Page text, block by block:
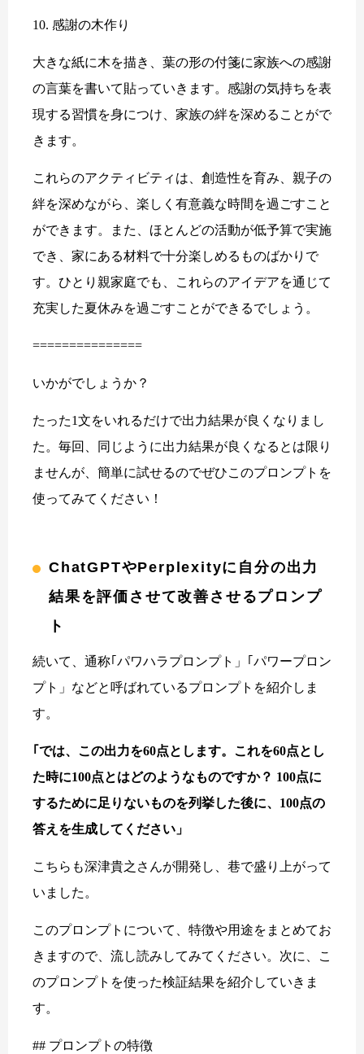
10. 感謝の木作り
大きな紙に木を描き、葉の形の付箋に家族への感謝
の言葉を書いて貼っていきます。感謝の気持ちを表
現する習慣を身につけ、家族の絆を深めることがで
きます。
これらのアクティビティは、創造性を育み、親子の
絆を深めながら、楽しく有意義な時間を過ごすこと
ができます。また、ほとんどの活動が低予算で実施
でき、家にある材料で十分楽しめるものばかりで
す。ひとり親家庭でも、これらのアイデアを通じて
充実した夏休みを過ごすことができるでしょう。
===============
いかがでしょうか？
たった1文をいれるだけで出力結果が良くなりまし
た。毎回、同じように出力結果が良くなるとは限り
ませんが、簡単に試せるのでぜひこのプロンプトを
使ってみてください！
ChatGPTやPerplexityに自分の出力
結果を評価させて改善させるプロンプ
ト
続いて、通称｢パワハラプロンプト」｢パワープロン
プト」などと呼ばれているプロンプトを紹介しま
す。
｢では、この出力を60点とします。これを60点とし
た時に100点とはどのようなものですか？ 100点に
するために足りないものを列挙した後に、100点の
答えを生成してください」
こちらも深津貴之さんが開発し、巷で盛り上がって
いました。
このプロンプトについて、特徴や用途をまとめてお
きますので、流し読みしてみてください。次に、こ
のプロンプトを使った検証結果を紹介していきま
す。
## プロンプトの特徴